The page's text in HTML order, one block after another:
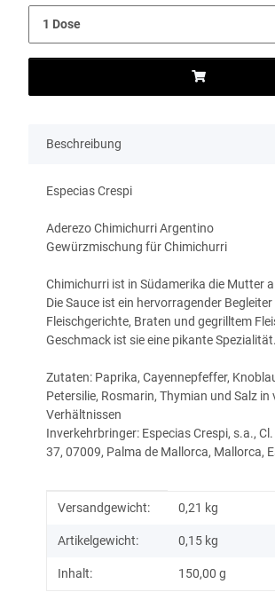
Beschreibung
Especias Crespi
Aderezo Chimichurri Argentino
Gewürzmischung für Chimichurri
Chimichurri ist in Südamerika die Mutter
Die Sauce ist ein hervorragender
Fleischgerichte, Braten und gegrilltem
Geschmack ist sie eine pikante Spezialität.
Zutaten: Paprika, Cayennepfeffer,
Petersilie, Rosmarin, Thymian und Salz in
Verhältnissen
Inverkehrbringer: Especias Crespi, s.a.,
37, 07009, Palma de Mallorca, Mallorca,
Produkteigenschaft
Wert
Versandgewicht: 0,21 kg
Artikelgewicht: 0,15 kg
Inhalt: 150,00 g